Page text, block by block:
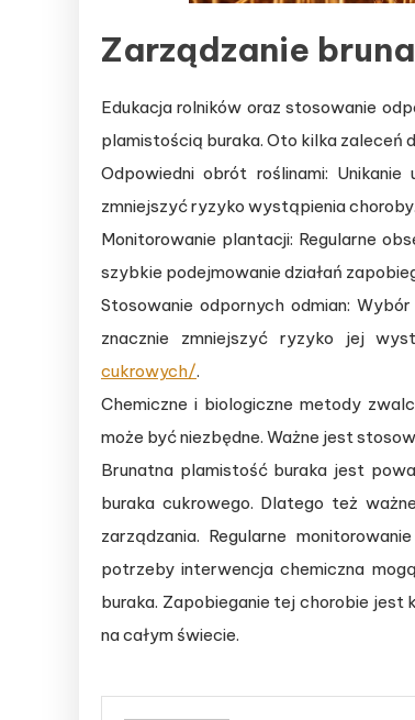
Zarządzanie
Edukacja rolników oraz stosowanie
plamistością buraka. Oto kilka
Odpowiedni obrót roślinami:
zmniejszyć ryzyko wystąpienia choroby.
Monitorowanie plantacji: Regularne
szybkie podejmowanie działań
Stosowanie odpornych odmian:
znacznie zmniejszyć ryzyko jej
cukrowych/.
Chemiczne i biologiczne metody
może być niezbędne. Ważne jest
Brunatna plamistość buraka jest
buraka cukrowego. Dlatego też
zarządzania. Regularne
potrzeby interwencja chemiczna
buraka. Zapobieganie tej chorobie
na całym świecie.